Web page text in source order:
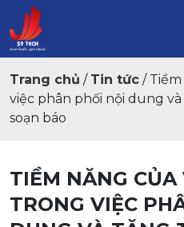
Trang chủ / Tin tức /
việc phân phối nội dung
soạn báo
TIỀM NĂNG CỦA
TRONG VIỆC